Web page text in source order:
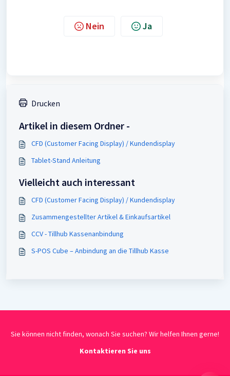
Nein Ja
Drucken
Artikel in diesem Ordner -
CFD (Customer Facing Display) / Kundendisplay
Tablet-Stand Anleitung
Vielleicht auch interessant
CFD (Customer Facing Display) / Kundendisplay
Zusammengestellter Artikel & Einkaufsartikel
CCV - Tillhub Kassenanbindung
S-POS Cube – Anbindung an die Tillhub Kasse
Sie können nicht finden, wonach Sie suchen? Wir helfen Ihnen gerne!
Kontaktieren Sie uns